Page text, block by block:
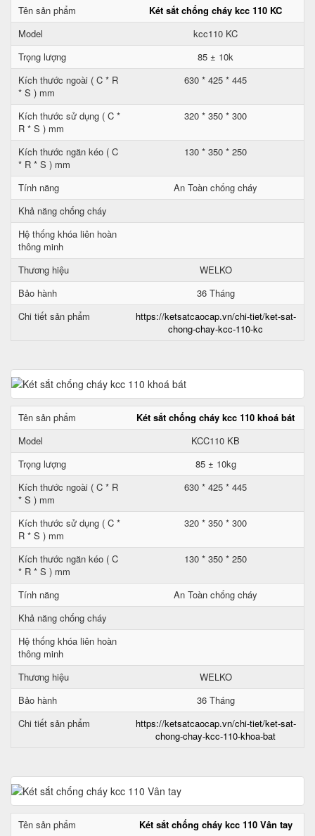
Tên sản phẩm
Két sắt chống cháy kcc 110 KC
Model
kcc110 KC
Trọng lượng
85 ± 10k
Kích thước ngoài ( C * R
* S ) mm
630 * 425 * 445
Kích thước sử dụng ( C *
R * S ) mm
320 * 350 * 300
Kích thước ngăn kéo ( C
* R * S ) mm
130 * 350 * 250
Tính năng
An Toàn chống cháy
Khả năng chống cháy
Hệ thống khóa liên hoàn
thông minh
Thương hiệu
WELKO
Bảo hành
36 Tháng
Chi tiết sản phẩm
https://ketsatcaocap.vn/chi-tiet/ket-sat-
chong-chay-kcc-110-kc
Tên sản phẩm
Két sắt chống cháy kcc 110 khoá bát
Model
KCC110 KB
Trọng lượng
85 ± 10kg
Kích thước ngoài ( C * R
* S ) mm
630 * 425 * 445
Kích thước sử dụng ( C *
R * S ) mm
320 * 350 * 300
Kích thước ngăn kéo ( C
* R * S ) mm
130 * 350 * 250
Tính năng
An Toàn chống cháy
Khả năng chống cháy
Hệ thống khóa liên hoàn
thông minh
Thương hiệu
WELKO
Bảo hành
36 Tháng
Chi tiết sản phẩm
https://ketsatcaocap.vn/chi-tiet/ket-sat-
chong-chay-kcc-110-khoa-bat
Tên sản phẩm
Két sắt chống cháy kcc 110 Vân tay